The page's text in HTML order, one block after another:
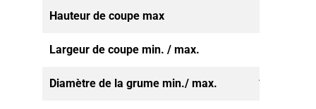
Hauteur de coupe max
Largeur de coupe min. / max.
Diamètre de la grume min./ max. 100 – 450